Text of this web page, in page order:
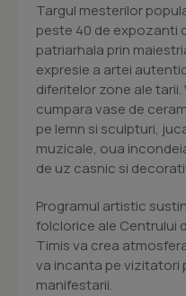
Targul mesterilor
peste 40 de expozanti
patriarhala prin
expresie a artei
diferitelor zone ale
cumpara vase de
pe lemn si sculpturi,
muzicale, oua
de uz casnic si
Programul artistic
folclorice ale Centrului
Timis va crea
va incanta pe vizitatori
manifestarii.